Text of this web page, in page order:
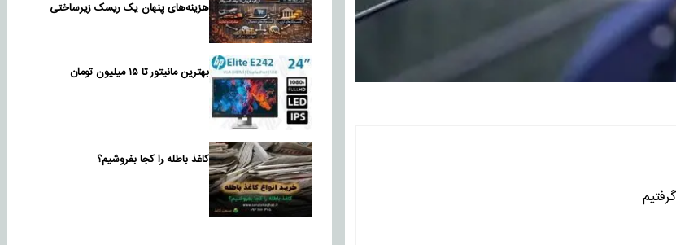
هزینه‌های پنهان یک ریسک زیرساختی
بهترین مانیتور تا ۱۵ میلیون تومان
کاغذ باطله را کجا بفروشیم؟